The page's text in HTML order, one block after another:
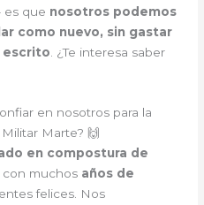
que nosotros podemos
como nuevo, sin gastar
escrito . ¿Te interesa saber
en nosotros para la
Marte? 🙌
en compostura de
, con muchos años de
felices. Nos